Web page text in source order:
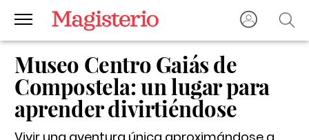
Museo Centro Gaiás de
Compostela: un lugar para
aprender divirtiéndose